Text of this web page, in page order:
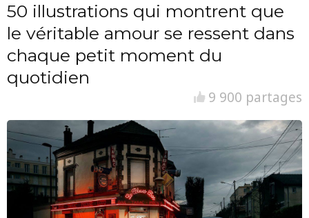
50 illustrations qui montrent que
le véritable amour se ressent dans
chaque petit moment du
quotidien
9 900 partages